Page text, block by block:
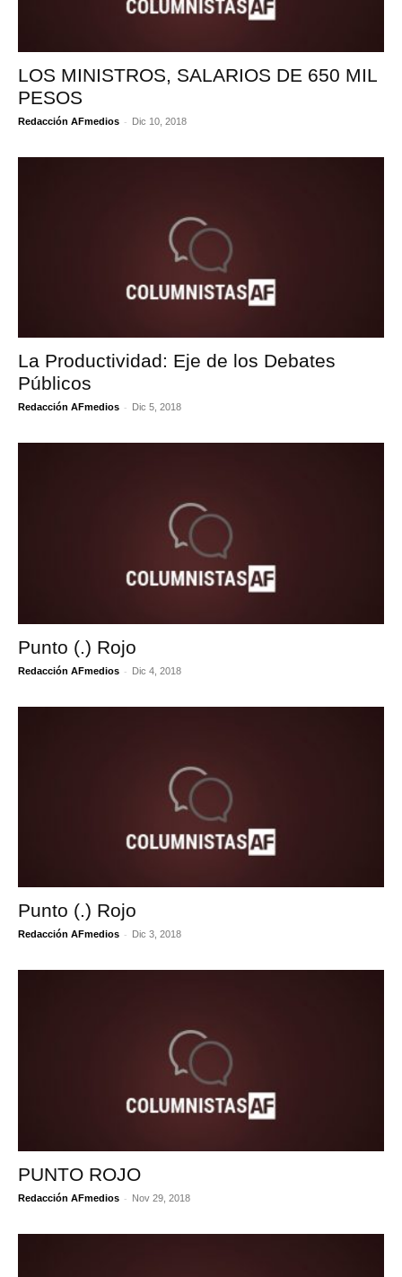
LOS MINISTROS, SALARIOS DE 650 MIL
PESOS
Redacción AFmedios - Dic 10, 2018
La Productividad: Eje de los Debates
Públicos
Redacción AFmedios - Dic 5, 2018
Punto (.) Rojo
Redacción AFmedios - Dic 4, 2018
Punto (.) Rojo
Redacción AFmedios - Dic 3, 2018
PUNTO ROJO
Redacción AFmedios - Nov 29, 2018